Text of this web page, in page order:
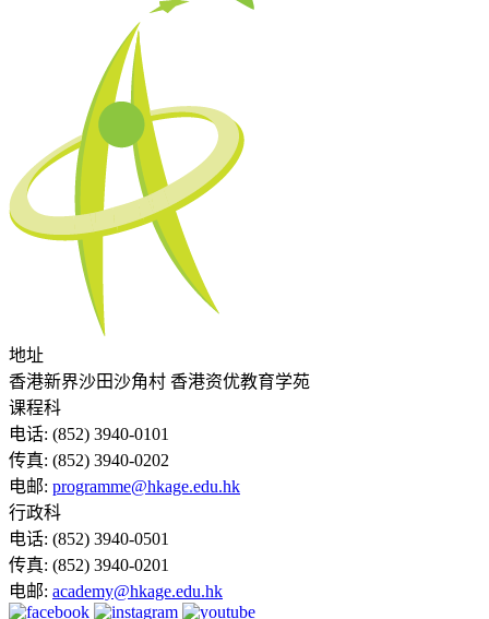
地址
香港新界沙田沙角村 香港资优教育学苑
课程科
电话: (852) 3940-0101
传真: (852) 3940-0202
电邮: programme@hkage.edu.hk
行政科
电话: (852) 3940-0501
传真: (852) 3940-0201
电邮: academy@hkage.edu.hk